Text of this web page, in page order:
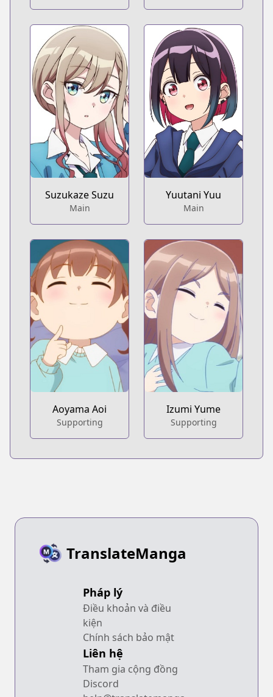
Suzukaze Suzu
Main
Yuutani Yuu
Main
Aoyama Aoi
Supporting
Izumi Yume
Supporting
TranslateManga
Pháp lý
Điều khoản và điều
kiện
Chính sách bảo mật
Liên hệ
Tham gia cộng đồng
Discord